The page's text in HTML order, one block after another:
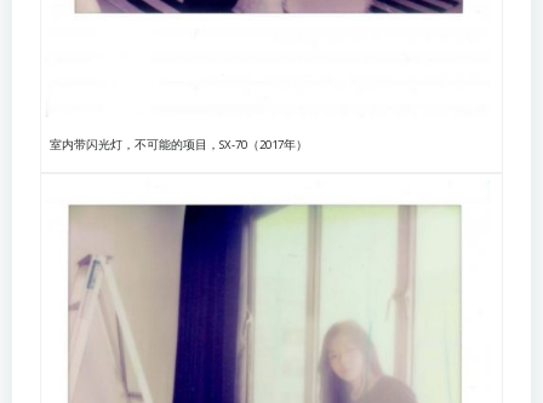
室内带闪光灯，不可能的项目，SX-70（2017年）